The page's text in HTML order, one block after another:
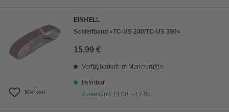
Merken
EINHELL
Schleifband »TC-US 240/TC-US 350«
15,99 €
Verfügbarkeit im Markt prüfen
lieferbar
Zustellung 14.08. - 17.08.